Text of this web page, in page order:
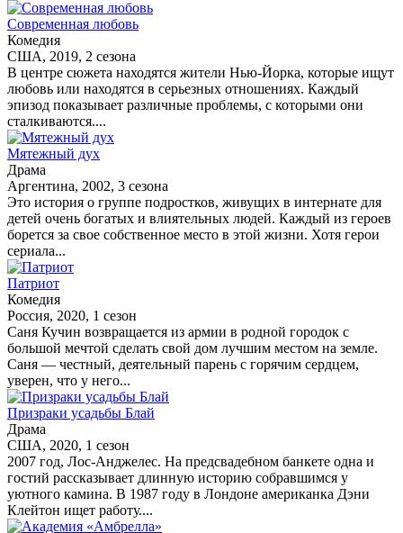
Современная любовь
Комедия
США, 2019, 2 сезона
В центре сюжета находятся жители Нью-Йорка, которые ищут
любовь или находятся в серьезных отношениях. Каждый
эпизод показывает различные проблемы, с которыми они
сталкиваются....
Мятежный дух
Драма
Аргентина, 2002, 3 сезона
Это история о группе подростков, живущих в интернате для
детей очень богатых и влиятельных людей. Каждый из героев
борется за свое собственное место в этой жизни. Хотя герои
сериала...
Патриот
Комедия
Россия, 2020, 1 сезон
Саня Кучин возвращается из армии в родной городок с
большой мечтой сделать свой дом лучшим местом на земле.
Саня — честный, деятельный парень с горячим сердцем,
уверен, что у него...
Призраки усадьбы Блай
Драма
США, 2020, 1 сезон
2007 год, Лос-Анджелес. На предсвадебном банкете одна и
гостий рассказывает длинную историю собравшимся у
уютного камина. В 1987 году в Лондоне американка Дэни
Клейтон ищет работу....